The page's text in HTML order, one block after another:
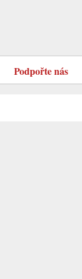
Podpořte nás